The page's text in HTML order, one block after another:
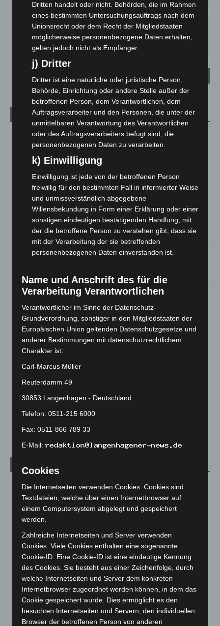
FR.
19°
SA.
27°
SO.
33°
MO.
28° 22°
Aktuelle Beiträge
Niedersachsen: Feuerwehrkräfte kehren nach
Waldbrandeinsatz aus Spanien zurück
7. August 2026
Hannover: Erste Tigermücken-Population in Niedersachsen
entdeckt
7. August 2026
Brand im „Haus der Begegnung“ in Neuwarmbüchen schnell
eingedämmt
Region Hannover: 21 neue Notfallsanitäter starten beim
5. August 2026
Mann läuft mit Hockeyschläger über A7 – Polizei sucht
Zeugen
5. August 2026
Celle: Mensch stirbt bei Bagger-Unfall auf Baustelle
5. August 2026
Gasleitung bei McDonald’s-Umbau in Langenhagen
beschädigt
Anklage nach Abschaltung von „Archetyp Market“ erhoben
Kategorien
Blaulicht
Corona-News
Hannover und Region
Langenhagen und Ortsteile
Leserbriefe
Menschen
Über uns
Veranstaltungen
1.887
Welt
Dritten handelt oder nicht. Behörden, die im Rahmen
eines bestimmten Untersuchungsauftrags nach dem
Unionsrecht oder dem Recht der Mitgliedstaaten
möglicherweise personenbezogene Daten erhalten,
gelten jedoch nicht als Empfänger.
j) Dritter
Dritter ist eine natürliche oder juristische Person,
Behörde, Einrichtung oder andere Stelle außer der
betroffenen Person, dem Verantwortlichen, dem
Auftragsverarbeiter und den Personen, die unter der
unmittelbaren Verantwortung des Verantwortlichen
oder des Auftragsverarbeiters befugt sind, die
personenbezogenen Daten zu verarbeiten.
k) Einwilligung
Einwilligung ist jede von der betroffenen Person
freiwillig für den bestimmten Fall in informierter Weise
und unmissverständlich abgegebene
Willensbekundung in Form einer Erklärung oder einer
sonstigen eindeutigen bestätigenden Handlung, mit
der die betroffene Person zu verstehen gibt, dass sie
mit der Verarbeitung der sie betreffenden
personenbezogenen Daten einverstanden ist.
Name und Anschrift des für die
Verarbeitung Verantwortlichen
Verantwortlicher im Sinne der Datenschutz-
Grundverordnung, sonstiger in den Mitgliedstaaten der
Europäischen Union geltenden Datenschutzgesetze und
anderer Bestimmungen mit datenschutzrechtlichem
Charakter ist:
Carl-Marcus Müller
Reuterdamm 49
30853 Langenhagen - Deutschland
Telefon: 0511-215 6000
Fax: 0511-866 789 33
E-Mail:
Cookies
Die Internetseiten verwenden Cookies. Cookies sind
Textdateien, welche über einen Internetbrowser auf
einem Computersystem abgelegt und gespeichert
werden.
Zahlreiche Internetseiten und Server verwenden
Cookies. Viele Cookies enthalten eine sogenannte
Cookie-ID. Eine Cookie-ID ist eine eindeutige Kennung
des Cookies. Sie besteht aus einer Zeichenfolge, durch
welche Internetseiten und Server dem konkreten
Internetbrowser zugeordnet werden können, in dem das
Cookie gespeichert wurde. Dies ermöglicht es den
besuchten Internetseiten und Servern, den individuellen
Browser der betroffenen Person von anderen